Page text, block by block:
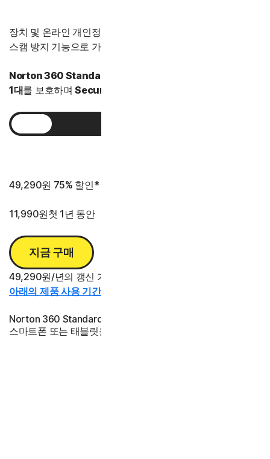
장치 및 온라인 개인정보를 포괄적으로 보호합니다. AI 기반
스캠 방지 기능으로 가장 지능적인 스캠도 차단합니다.
Norton 360 Standard는 어떤 점에서 차별화되나요?
1대를 보호하며Secure VPN.
49,290원 75% 할인*
11,990원첫 1년 동안
지금 구매
49,290원/년의 갱신 가격 대비 절감액.
아래의 제품 사용 기간 정보를 참조하십시오.*
Norton 360 Standard는 1대의 PC(Intel 및 ARM 칩), Mac®,
스마트폰 또는 태블릿을 보호합니다